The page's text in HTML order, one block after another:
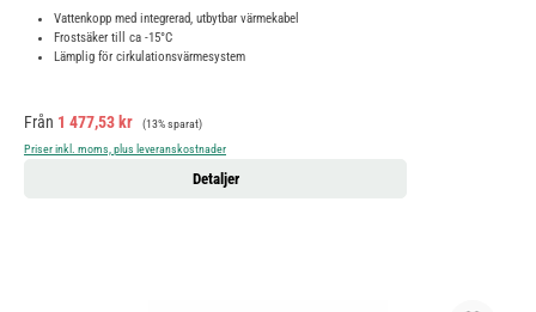
Vattenkopp med integrerad, utbytbar värmekabel
Frostsäker till ca -15°C
Lämplig för cirkulationsvärmesystem
Försäljningspris:
Från 1 477,53 kr Ordinarie pris:
(13% sparat)
Priser inkl. moms, plus leveranskostnader
Detaljer